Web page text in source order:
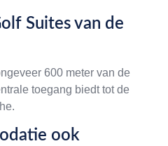
Suites van de
600 meter van de
toegang biedt tot de
ook